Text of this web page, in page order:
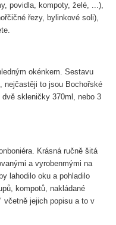
povidla, kompoty, želé, ...),
řezy, bylinkové soli),
okénkem. Sestavu
nejčastěji to jsou Bochořské
skleničky 370ml, nebo 3
Krásná ručně šitá
a vyrobenmými na
lahodilo oku a pohladilo
kompotů, nakládané
včetně jejich popisu a to v